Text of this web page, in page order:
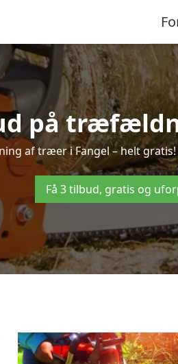
på
af træer i Fangel – helt
Få 3 tilbud, gratis og